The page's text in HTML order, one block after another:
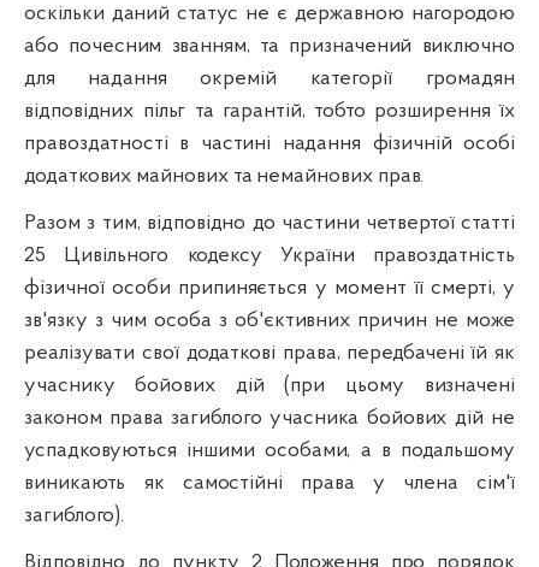
оскільки даний статус не є державною нагородою
або почесним званням, та призначений виключно
для надання окремій категорії громадян
відповідних пільг та гарантій, тобто розширення їх
правоздатності в частині надання фізичній особі
додаткових майнових та немайнових прав.
Разом з тим, відповідно до частини четвертої статті
25 Цивільного кодексу України правоздатність
фізичної особи припиняється у момент її смерті, у
зв'язку з чим особа з об'єктивних причин не може
реалізувати свої додаткові права, передбачені їй як
учаснику бойових дій (при цьому визначені
законом права загиблого учасника бойових дій не
успадковуються іншими особами, а в подальшому
виникають як самостійні права у члена сім'ї
загиблого).
Відповідно до пункту 2 Положення про порядок